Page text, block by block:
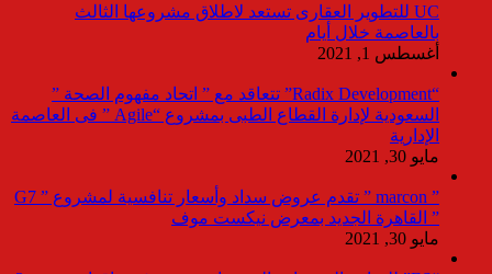
UC للتطوير العقارى تستعد لاطلاق مشروعها الثالث
بالعاصمة خلال أيام
أغسطس 1, 2021
“Radix Development” تتعاقد مع ” اتحاد مفهوم الصحة ”
السعودية لإدارة القطاع الطبى بمشروع “Agile ” فى العاصمة
الإدارية
مايو 30, 2021
” marcon ” تقدم عروض سداد وأسعار تنافسية لمشروع ” G7
” القاهرة الجديد بمعرض نيكست موف
مايو 30, 2021